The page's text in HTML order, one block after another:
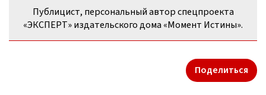
Публицист, персональный автор спецпроекта
«ЭКСПЕРТ» издательского дома «Момент Истины».
Поделиться